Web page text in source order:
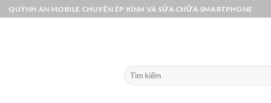
Bỏ
qua
QUỲNH AN MOBILE CHUYÊN ÉP KÍNH VÀ SỬA CHỮA SMARTPHONE
Tìm
kiếm: